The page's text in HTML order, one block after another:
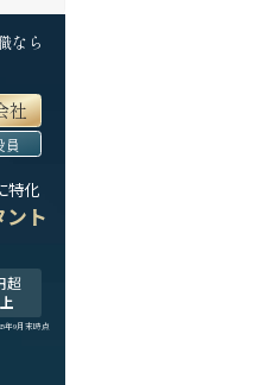
なら
社
員
特化
ト
超
年9月末時点